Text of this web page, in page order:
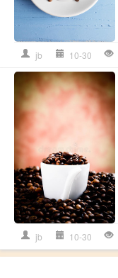
jb 10-30
jb 10-30